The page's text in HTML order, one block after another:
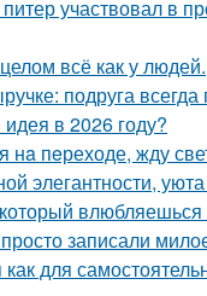
участвовал в
всё как у людей.
подруга всегда
идея в 2026 году?
нa пeреходе, жду
элегантности,
влюбляешься
записали
для